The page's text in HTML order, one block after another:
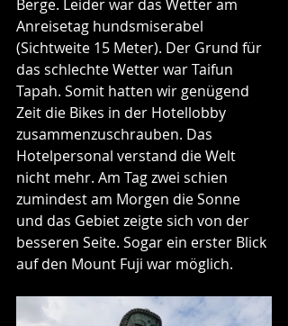
Berge. Leider war das Wetter am
Anreisetag hundsmiserabel
(Sichtweite 15 Meter). Der Grund für
das schlechte Wetter war Taifun
Tapah. Somit hatten wir genügend
Zeit die Bikes in der Hotellobby
zusammenzuschrauben. Das
Hotelpersonal verstand die Welt
nicht mehr. Am Tag zwei schien
zumindest am Morgen die Sonne
und das Gebiet zeigte sich von der
besseren Seite. Sogar ein erster Blick
auf den Mount Fuji war möglich.